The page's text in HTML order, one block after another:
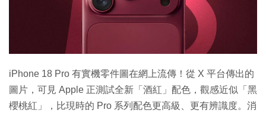
iPhone 18 Pro 有實機零件圖在網上流傳！從 X 平台傳出的
圖片，可見 Apple 正測試全新「酒紅」配色，觀感近似「黑
櫻桃紅」，比現時的 Pro 系列配色更高級、更有辨識度。消